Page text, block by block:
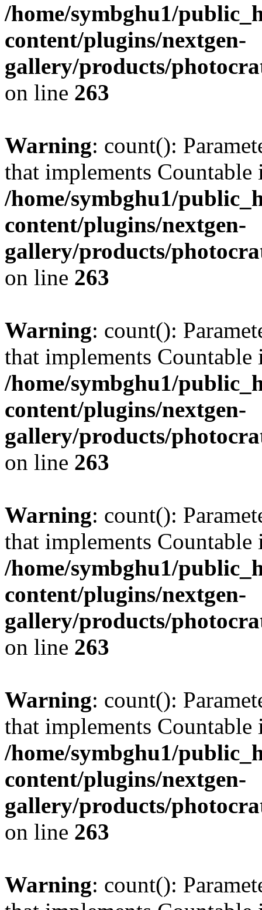
/home/symbghu1/
content/plugins/nextgen-
gallery/products/
on line 263
Warning: count():
that implements Countable
/home/symbghu1/
content/plugins/nextgen-
gallery/products/
on line 263
Warning: count():
that implements Countable
/home/symbghu1/
content/plugins/nextgen-
gallery/products/
on line 263
Warning: count():
that implements Countable
/home/symbghu1/
content/plugins/nextgen-
gallery/products/
on line 263
Warning: count():
that implements Countable
/home/symbghu1/
content/plugins/nextgen-
gallery/products/
on line 263
Warning: count():